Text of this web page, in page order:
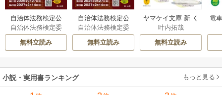
自治体法務検定公
式テキスト 政策
法務編 ２０２６
年度検定対応 1巻
自治体法務検定委
員会
無料立読み
自治体法務検定公
式テキスト 基本
法務編 ２０２６
年度検定対応 1巻
自治体法務検定委
員会
無料立読み
ヤマケイ文庫 新 く
らべてわかる野鳥3
00 1巻
叶内拓哉
無料立読み
電
小説・実用書ランキング もっと見る